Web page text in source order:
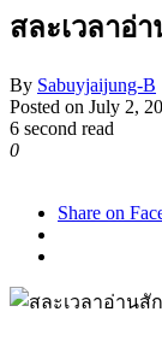
สละเวลาอ่
By Sabuyjaijung-B
Posted on July 2,
6 second read
0
Share on